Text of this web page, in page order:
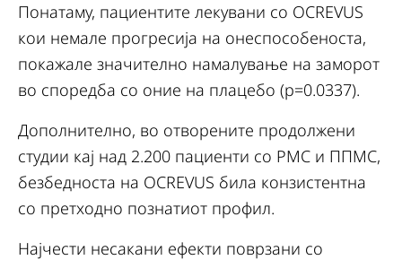
Понатаму, пациентите лекувани со OCREVUS
кои немале прогресија на онеспособеноста,
покажале значително намалување на заморот
во споредба со оние на плацебо (p=0.0337).
Дополнително, во отворените продолжени
студии кај над 2.200 пациенти со РМС и ППМС,
безбедноста на OCREVUS била конзистентна
со претходно познатиот профил.
Најчести несакани ефекти поврзани со